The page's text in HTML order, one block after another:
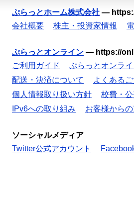
ぷらっとホーム株式会社 —
会社概要
株主・投資家情報
ぷらっとオンライン — https://
ご利用ガイド
ぷらっとオンラ
配送・決済について
よくある
個人情報取り扱い方針
校費・
IPv6への取り組み
お客様から
ソーシャルメディア
Twitter公式アカウント